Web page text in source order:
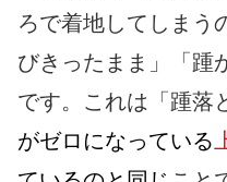
ろで着地してしまう
びきったまま」「踵
です。これは「踵落
がゼロになっている